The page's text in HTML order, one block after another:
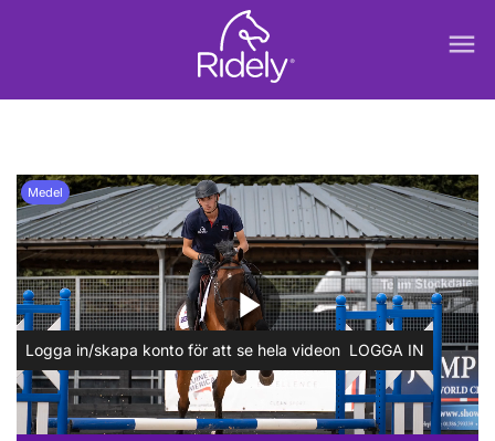
menu
play_arrow
Medel
Logga in/skapa konto för att se hela videon LOGGA IN